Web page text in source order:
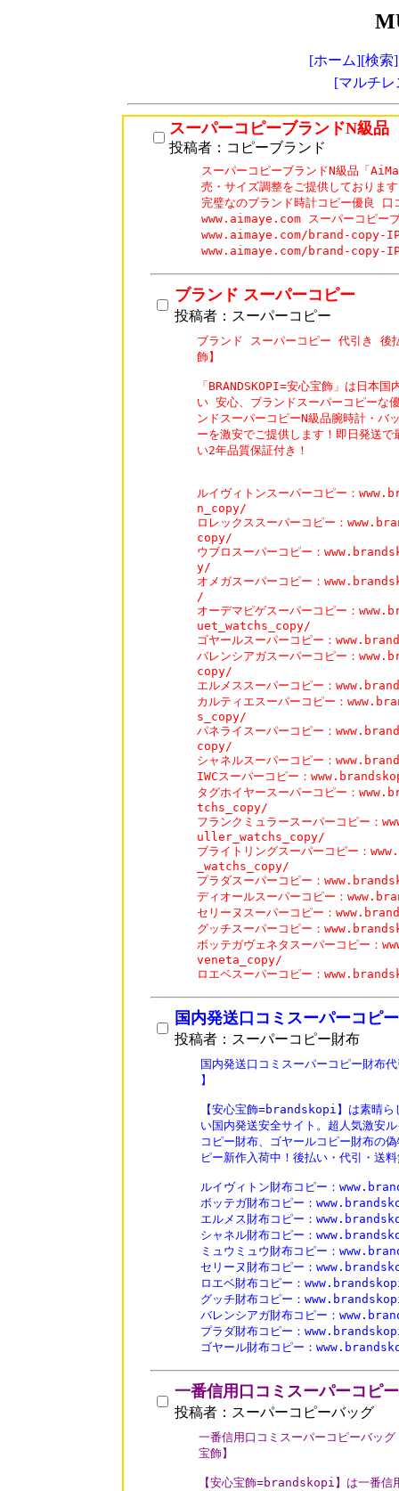
[ホーム][検索]
[マルチ
スーパーコピーブランドN級品
投稿者：コピーブランド
スーパーコピーブランドN級品「
売・サイズ調整をご提供しておりま
完璧なのブランド時計コピー優良 口
www.aimaye.com スーパーコピー
www.aimaye.com/brand-copy-
www.aimaye.com/brand-copy-
ブランド スーパーコピー
投稿者：スーパーコピー
ブランド スーパーコピー 代引き 後
飾】
「BRANDSKOPI=安心宝飾」は日本
い 安心、ブランドスーパーコピーな
ンドスーパーコピーN級品腕時計・バ
ーを激安でご提供します！即日発送
い2年品質保証付き！
ルイヴィトンスーパーコピー：
n_copy/
ロレックススーパーコピー：
copy/
ウブロスーパーコピー：
y/
オメガスーパーコピー：
/
オーデマピゲスーパーコピー：
uet_watchs_copy/
ゴヤールスーパーコピー：
バレンシアガスーパーコピー：
copy/
エルメススーパーコピー：
カルティエスーパーコピー：
s_copy/
パネライスーパーコピー：
copy/
シャネルスーパーコピー：
IWCスーパーコピー：
タグホイヤースーパーコピー：
tchs_copy/
フランクミュラースーパーコピー
uller_watchs_copy/
ブライトリングスーパーコピー
_watchs_copy/
プラダスーパーコピー：
ディオールスーパーコピー：
セリーヌスーパーコピー：
グッチスーパーコピー：
ボッテガヴェネタスーパーコピー
veneta_copy/
ロエベスーパーコピー：
国内発送口コミスーパーコピ
投稿者：スーパーコピー財布
国内発送口コミスーパーコピー財布
】
【安心宝飾=brandskopi】は素晴ら
い国内発送安全サイト。超人気激安
コピー財布、ゴヤールコピー財布の
ピー新作入荷中！後払い・代引・送
ルイヴィトン財布コピー：
ボッテガ財布コピー：
エルメス財布コピー：
シャネル財布コピー：
ミュウミュウ財布コピー：
セリーヌ財布コピー：
ロエベ財布コピー：
グッチ財布コピー：
バレンシアガ財布コピー：
プラダ財布コピー：
ゴヤール財布コピー：
一番信用口コミスーパーコピ
投稿者：スーパーコピーバッグ
一番信用口コミスーパーコピーバッ
宝飾】
【安心宝飾=brandskopi】は一番信